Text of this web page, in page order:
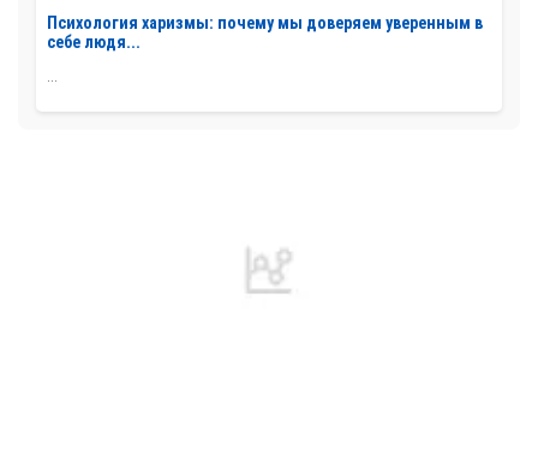
Психология харизмы: почему мы доверяем уверенным в
себе людя...
...